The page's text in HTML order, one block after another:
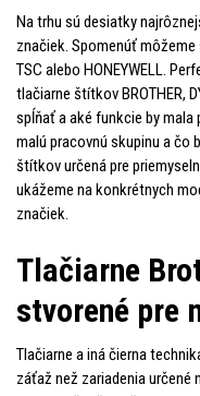
Na trhu sú desiatky
značiek. Spomenúť
TSC alebo HONEYWELL.
tlačiarne štítkov BROTHER,
spĺňať a aké funkcie by
malú pracovnú skupinu a čo
štítkov určená pre
ukážeme na konkrétnych
značiek.
Tlačiarne
stvorené pre
Tlačiarne a iná čierna
záťaž než zariadenia určené